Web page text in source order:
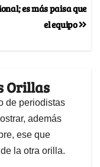
es más paisa que
el equipo
Orillas
de periodistas
además
ese que
la otra orilla.